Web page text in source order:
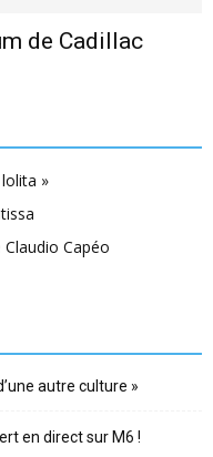
de Cadillac
»
Claudio Capéo
autre culture »
en direct sur M6 !